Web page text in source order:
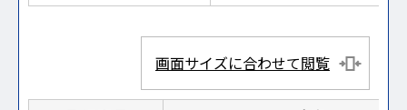
画面サイズに合わせて閲覧